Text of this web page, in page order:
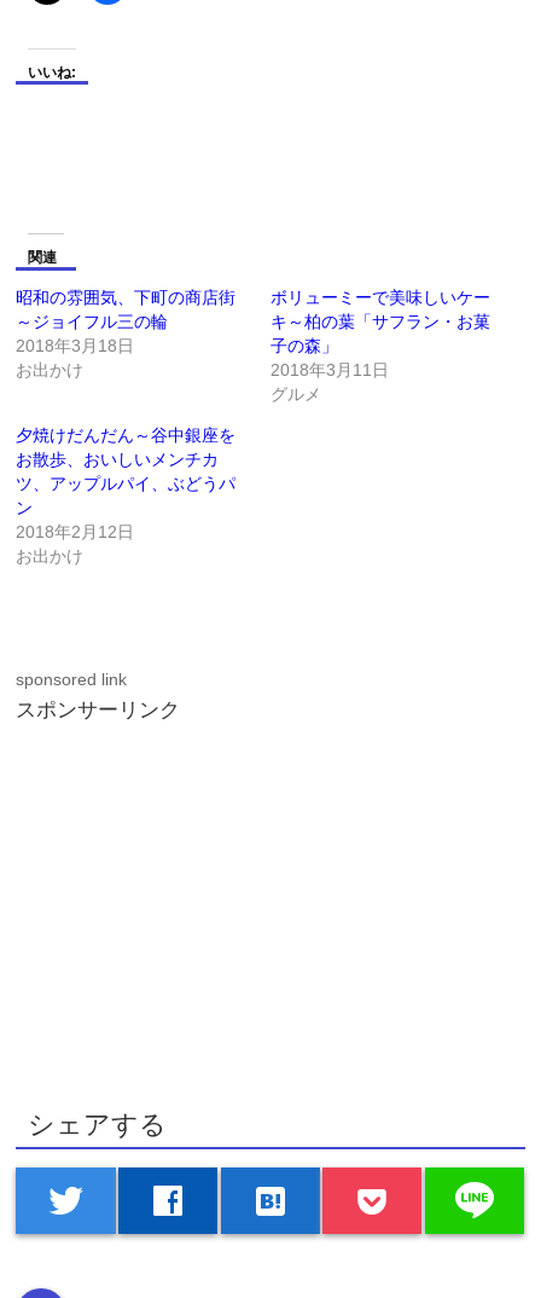
いいね:
関連
昭和の雰囲気、下町の商店街
～ジョイフル三の輪
2018年3月18日
お出かけ
ボリューミーで美味しいケー
キ～柏の葉「サフラン・お菓
子の森」
2018年3月11日
グルメ
夕焼けだんだん～谷中銀座を
お散歩、おいしいメンチカ
ツ、アップルパイ、ぶどうパ
ン
2018年2月12日
お出かけ
sponsored link
スポンサーリンク
シェアする
twitter facebook hatenabookmark line